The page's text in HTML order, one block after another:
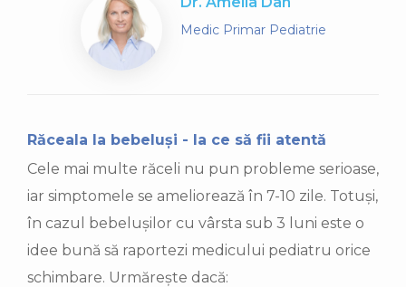
Medic Primar Pediatrie
Răceala la bebeluși - la ce să fii atentă
Cele mai multe răceli nu pun probleme serioase,
iar simptomele se ameliorează în 7-10 zile. Totuși,
în cazul bebelușilor cu vârsta sub 3 luni este o
idee bună să raportezi medicului pediatru orice
schimbare. Urmărește dacă: